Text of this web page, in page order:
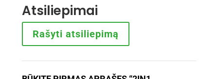
Atsiliepimai
Rašyti atsiliepimą